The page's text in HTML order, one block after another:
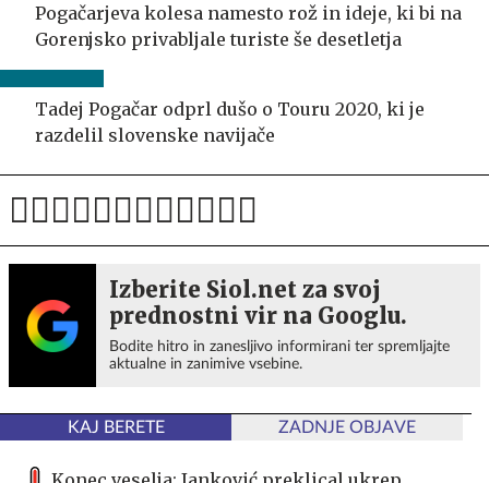
Pogačarjeva kolesa namesto rož in ideje, ki bi na
Gorenjsko privabljale turiste še desetletja
Tadej Pogačar odprl dušo o Touru 2020, ki je
razdelil slovenske navijače
Izberite Siol.net za svoj
prednostni vir na Googlu.
Bodite hitro in zanesljivo informirani ter spremljajte
aktualne in zanimive vsebine.
KAJ BERETE ZADNJE OBJAVE